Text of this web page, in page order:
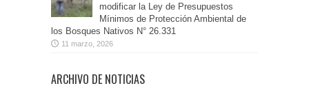
modificar la Ley de Presupuestos
Mínimos de Protección Ambiental de
los Bosques Nativos N° 26.331
11 marzo, 2026
ARCHIVO DE NOTICIAS